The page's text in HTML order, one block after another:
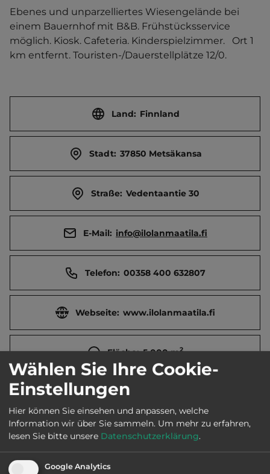
Ebenes und unparzelliertes Wiesengelände bei
einem Bauernhof mit B&B. Frühstücksservice
möglich. Kiosk. Cafeteria. Kinderspielzimmer.   Ort 1
km entfernt. Touristen-/Dauerstellplätze 12/0.
Land: Finnland
Stadt: 37850 Metsäkansa
Straße: Vedentaantie 30
E-Mail: info@ilolanmaatila.fi
Telefon: 00358 400 632807
Webseite: www.ilolanmaatila.fi
Fläche: 5.000m2
Öffnungszeiten:
Telefon: 00358 3 5889227
Wählen Sie Ihre Cookie-
Einstellungen
Hier können Sie einsehen und anpassen, welche
Information wir über Sie sammeln. Um mehr zu erfahren,
lesen Sie bitte unsere Datenschutzerklärung.
Google Analytics